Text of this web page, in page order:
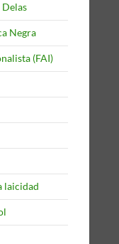
Delas
Negra
(FAI)
laicidad